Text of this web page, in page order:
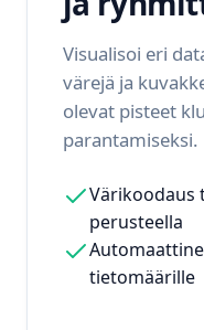
Visualisoi eri
värejä ja
olevat pisteet
parantamiseksi.
Värikoodaus
perusteella
tietomäärille